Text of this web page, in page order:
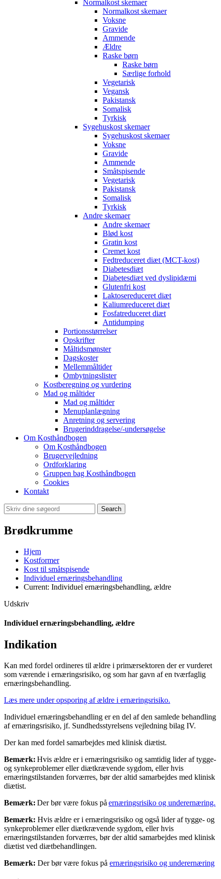
Normalkost skemaer
Normalkost skemaer
Voksne
Gravide
Ammende
Ældre
Raske børn
Raske børn
Særlige forhold
Vegetarisk
Vegansk
Pakistansk
Somalisk
Tyrkisk
Sygehuskost skemaer
Sygehuskost skemaer
Voksne
Gravide
Ammende
Småtspisende
Vegetarisk
Pakistansk
Somalisk
Tyrkisk
Andre skemaer
Andre skemaer
Blød kost
Gratin kost
Cremet kost
Fedtreduceret diæt (MCT-kost)
Diabetesdiæt
Diabetesdiæt ved dyslipidæmi
Glutenfri kost
Laktosereduceret diæt
Kaliumreduceret diæt
Fosfatreduceret diæt
Antidumping
Portionsstørrelser
Opskrifter
Måltidsmønster
Dagskoster
Mellemmåltider
Ombytningslister
Kostberegning og vurdering
Mad og måltider
Mad og måltider
Menuplanlægning
Anretning og servering
Brugerinddragelse/-undersøgelse
Om Kosthåndbogen
Om Kosthåndbogen
Brugervejledning
Ordforklaring
Gruppen bag Kosthåndbogen
Cookies
Kontakt
Search
Brødkrumme
Hjem
Kostformer
Kost til småtspisende
Individuel ernæringsbehandling
Current: Individuel ernæringsbehandling, ældre
Udskriv
Individuel ernæringsbehandling, ældre
Indikation
Kan med fordel ordineres til ældre i primærsektoren der er vurderet
som værende i ernæringsrisiko, og som har gavn af en tværfaglig
ernæringsbehandling.
Læs mere under opsporing af ældre i ernæringsrisiko.
Individuel ernæringsbehandling er en del af den samlede behandling
af ernæringsrisiko, jf. Sundhedsstyrelsens vejledning bilag IV.
Der kan med fordel samarbejdes med klinisk diætist.
Bemærk: Hvis ældre er i ernæringsrisiko og samtidig lider af tygge-
og synkeproblemer eller diætkrævende sygdom, eller hvis
ernæringstilstanden forværres, bør der altid samarbejdes med klinisk
diætist.
Bemærk: Der bør være fokus på ernæringsrisiko og underernæring.
Bemærk: Hvis ældre er i ernæringsrisiko og også lider af tygge- og
synkeproblemer eller diætkrævende sygdom, eller hvis
ernæringstilstanden forværres, bør der altid samarbejdes med klinisk
diætist ved diætbehandlingen.
Bemærk: Der bør være fokus på ernæringsrisiko og underernæring